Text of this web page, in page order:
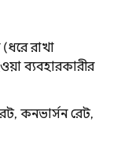
রাখা
ব্যবহারকারীর
কনভার্সন রেট,